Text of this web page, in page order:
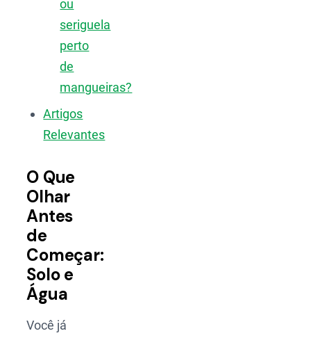
ou
seriguela
perto
de
mangueiras?
Artigos
Relevantes
O Que
Olhar
Antes
de
Começar:
Solo e
Água
Você já